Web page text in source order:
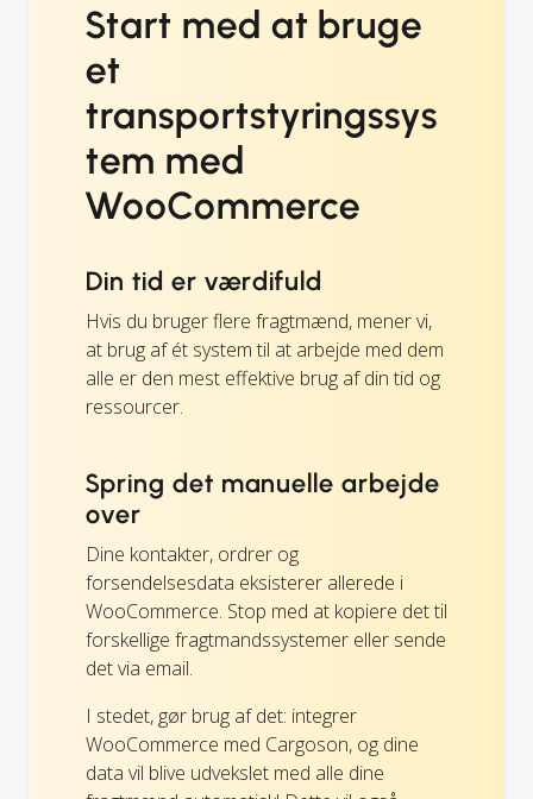
Start med at bruge
et
transportstyringssys
tem med
WooCommerce
Din tid er værdifuld
Hvis du bruger flere fragtmænd, mener vi,
at brug af ét system til at arbejde med dem
alle er den mest effektive brug af din tid og
ressourcer.
Spring det manuelle arbejde
over
Dine kontakter, ordrer og
forsendelsesdata eksisterer allerede i
WooCommerce. Stop med at kopiere det til
forskellige fragtmandssystemer eller sende
det via email.
I stedet, gør brug af det: integrer
WooCommerce med Cargoson, og dine
data vil blive udvekslet med alle dine